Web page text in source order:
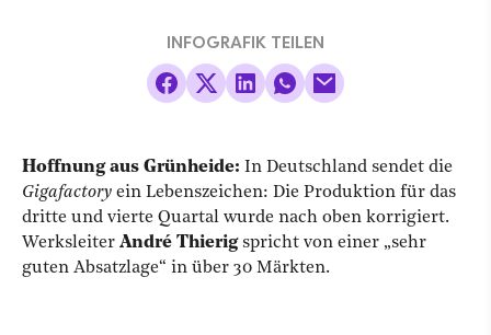
INFOGRAFIK TEILEN
Hoffnung aus Grünheide: In Deutschland sendet die
Gigafactory ein Lebenszeichen: Die Produktion für das
dritte und vierte Quartal wurde nach oben korrigiert.
Werksleiter André Thierigspricht von einer „sehr
guten Absatzlage“ in über 30 Märkten.